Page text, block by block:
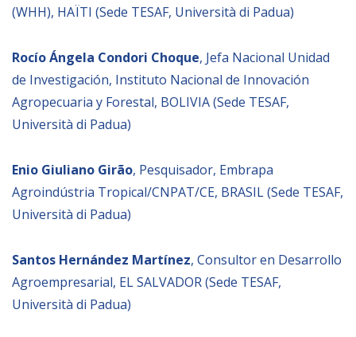
(WHH), HAÏTI (Sede TESAF, Università di Padua)
Rocío Ángela Condori Choque, Jefa Nacional Unidad
de Investigación, Instituto Nacional de Innovación
Agropecuaria y Forestal, BOLIVIA (Sede TESAF,
Università di Padua)
Enio Giuliano Girão, Pesquisador, Embrapa
Agroindústria Tropical/CNPAT/CE, BRASIL (Sede TESAF,
Università di Padua)
Santos Hernández Martínez, Consultor en Desarrollo
Agroempresarial, EL SALVADOR (Sede TESAF,
Università di Padua)